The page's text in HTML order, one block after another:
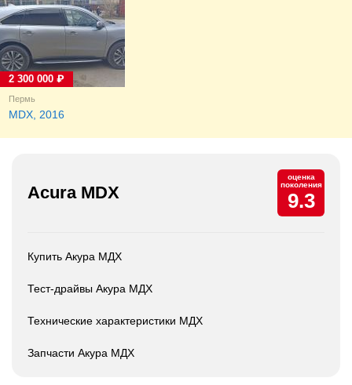
Пермь
MDX, 2016
2 300 000 ₽
Acura MDX
оценка
поколения
9.3
Купить Акура МДХ
Тест-драйвы Акура МДХ
Технические характеристики МДХ
Запчасти Акура МДХ